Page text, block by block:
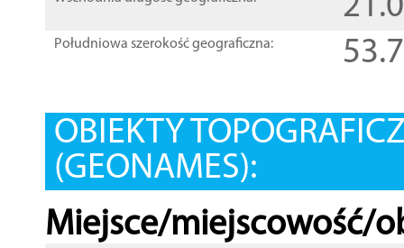
Południowa szerokość geograficzna:
OBIEKTY
(GEONAMES):
Miejsce/miejscowość/